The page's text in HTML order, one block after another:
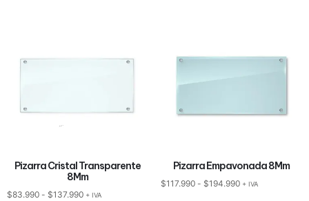
Pizarra Cristal Transparente
8Mm
$83.990 - $137.990 + IVA
Pizarra Empavonada 8Mm
$117.990 - $194.990 + IVA